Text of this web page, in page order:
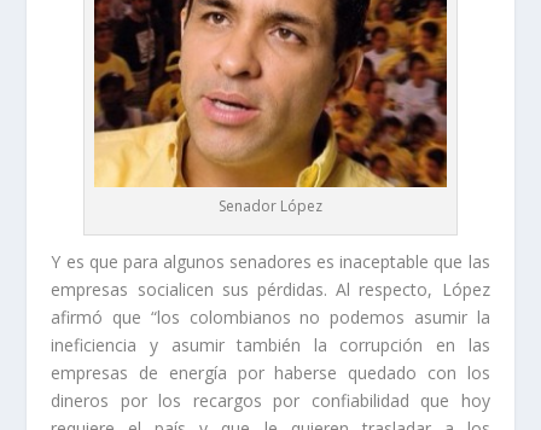
Senador López
Y es que para algunos senadores es inaceptable que las
empresas socialicen sus pérdidas. Al respecto, López
afirmó que “los colombianos no podemos asumir la
ineficiencia y asumir también la corrupción en las
empresas de energía por haberse quedado con los
dineros por los recargos por confiabilidad que hoy